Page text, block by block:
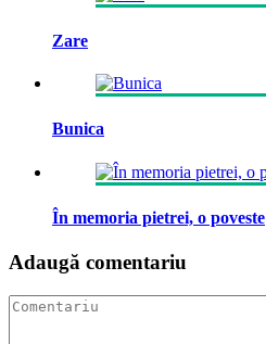
Zare
Bunica
În memoria pietrei, o poveste
Adaugă comentariu